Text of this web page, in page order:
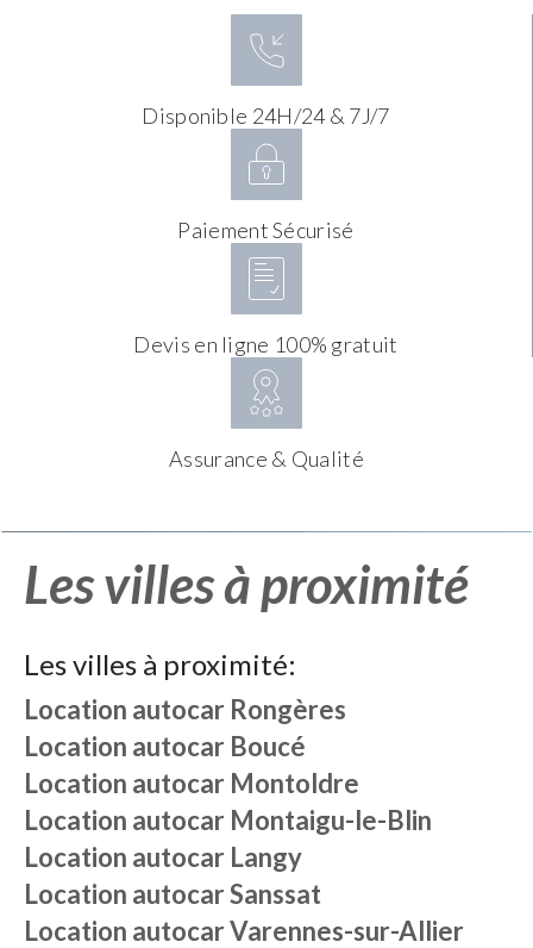
Disponible 24H/24 & 7J/7
Paiement Sécurisé
Devis en ligne 100% gratuit
Assurance & Qualité
Les villes à proximité
Les villes à proximité:
Location autocar Rongères
Location autocar Boucé
Location autocar Montoldre
Location autocar Montaigu-le-Blin
Location autocar Langy
Location autocarSanssat
Location autocarVarennes-sur-Allier